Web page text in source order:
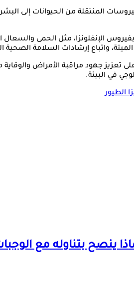
المنتقلة من الحيوانات إلى
الإنفلونزا، مثل الحمى
واتباع إرشادات السلامة الصحية
تعزيز جهود مراقبة الأمراض
في البيئة.
الطيور
ينصح بتناوله مع